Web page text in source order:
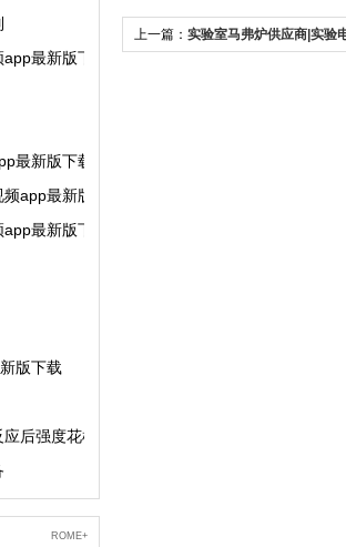
最新版下载
最新版下载系列
app最新版下载系列
最新版下载系列
版下载
后强度花样视频app最新版下载
ROME+
上一篇： 实验室马弗炉供应商|实验